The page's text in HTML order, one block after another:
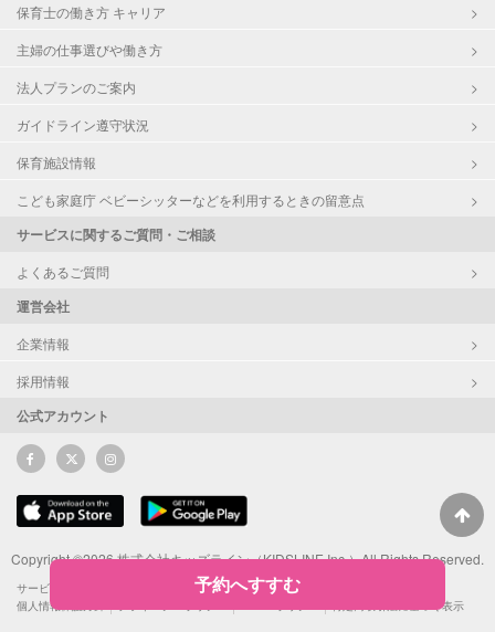
予約へすすむ
保育士の働き方 キャリア
主婦の仕事選びや働き方
法人プランのご案内
ガイドライン遵守状況
保育施設情報
こども家庭庁 ベビーシッターなどを利用するときの留意点
サービスに関するご質問・ご相談
よくあるご質問
運営会社
企業情報
採用情報
公式アカウント
Copyright ©2026 株式会社キッズライン（KIDSLINE Inc.）All Rights Reserved.
サービス利用規約 サポーターによるSNS投稿ガイドライン
個人情報保護方針
特定商取引法に基づく表示